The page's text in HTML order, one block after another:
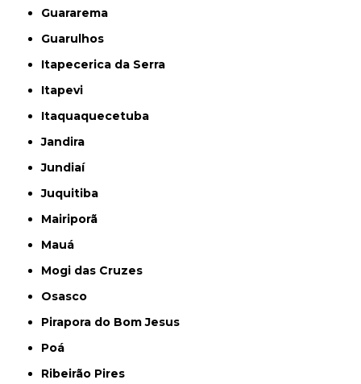
Guararema
Guarulhos
Itapecerica da Serra
Itapevi
Itaquaquecetuba
Jandira
Jundiaí
Juquitiba
Mairiporã
Mauá
Mogi das Cruzes
Osasco
Pirapora do Bom Jesus
Poá
Ribeirão Pires